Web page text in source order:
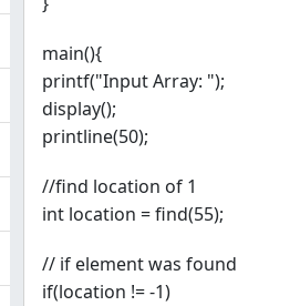
main(){
printf("Input Array: ");
display();
printline(50);
//find location of 1
int location = find(55);
// if element was found
if(location != -1)